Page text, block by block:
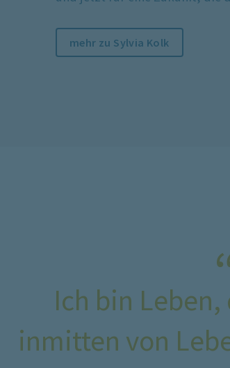
mehr zu Sylvia Kolk
Ich bin
inmitten von